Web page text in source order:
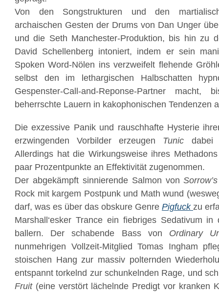
Von den Songstrukturen und den
archaischen Gesten der Drums von Dan Unger
und die Seth Manchester-Produktion, bis hin zu
David Schellenberg intoniert, indem er sein
Spoken Word-Nölen ins verzweifelt flehende
selbst den im lethargischen Halbschatten
Gespenster-Call-and-Reponse-Partner macht,
beherrschte Lauern in kakophonischen Tendenzen
Die exzessive Panik und rauschhafte Hysterie
erzwingenden Vorbilder erzeugen Tunic dabei
Allerdings hat die Wirkungsweise ihres
paar Prozentpunkte an Effektivität zugenommen.
Der abgekämpft sinnierende Salmon von
Rock mit kargem Postpunk und Math wund
darf, was es über das obskure Genre Pigfuck zu
Marshall‘esker Trance ein fiebriges Sedativum
ballern. Der schabende Bass von Ordinary
nunmehrigen Vollzeit-Mitglied Tomas Ingham
stoischen Hang zur massiv polternden
entspannt torkelnd zur schunkelnden Rage, und
Fruit(eine verstört lächelnde Predigt vor kranken